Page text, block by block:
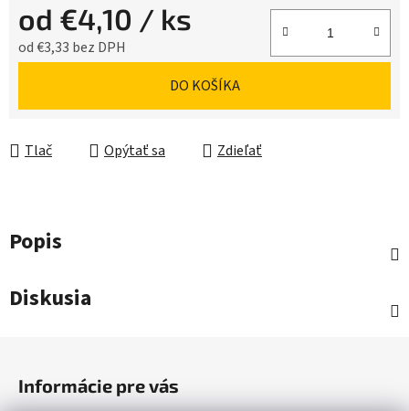
od €4,10 / ks
od€3,33 bez DPH
DO KOŠÍKA
Tlač Opýtať sa Zdieľať
Popis
Diskusia
Informácie pre vás